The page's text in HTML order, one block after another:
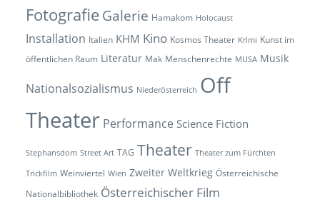
Fotografie Galerie Hamakom Holocaust
Installation Italien KHM Kino Kosmos Theater Krimi Kunst im
öffentlichen Raum Literatur Mak Menschenrechte MUSA Musik
Nationalsozialismus Niederösterreich Off
Theater Performance Science Fiction
Stephansdom Street Art TAG Theater Theater zum Fürchten
Trickfilm Weinviertel Wien Zweiter Weltkrieg Österreichische
Nationalbibliothek Österreichischer Film